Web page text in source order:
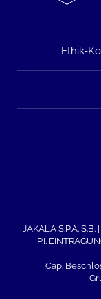
Ethik-
JAKALA S.P.A. S.B.
P.I.
Cap.